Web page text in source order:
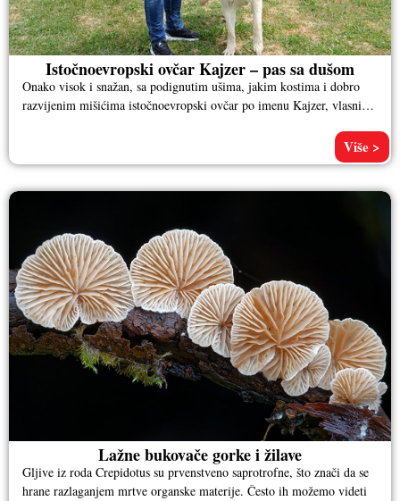
Istočnoevropski ovčar Kajzer – pas sa dušom
Onako visok i snažan, sa podignutim ušima, jakim kostima i dobro
razvijenim mišićima istočnoevropski ovčar po imenu Kajzer, vlasnika
Više >
Lažne bukovače gorke i žilave
Gljive iz roda Crepidotus su prvenstveno saprotrofne, što znači da se
hrane razlaganjem mrtve organske materije. Često ih možemo videti